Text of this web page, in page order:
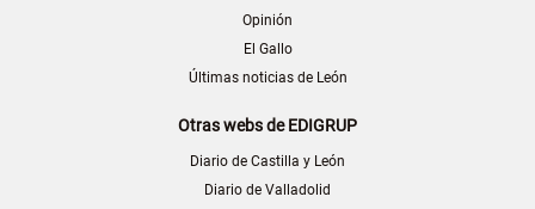
Opinión
El Gallo
Últimas noticias de León
Otras webs de EDIGRUP
Diario de Castilla y León
Diario de Valladolid